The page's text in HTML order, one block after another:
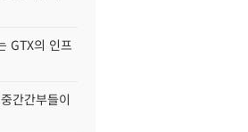
GTX의 인프
간간부들이